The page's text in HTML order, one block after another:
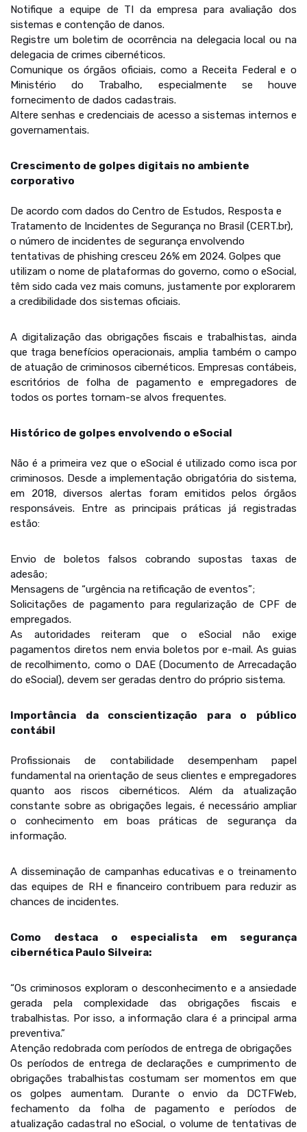
Notifique a equipe de TI da empresa para avaliação dos
sistemas e contenção de danos.
Registre um boletim de ocorrência na delegacia local ou na
delegacia de crimes cibernéticos.
Comunique os órgãos oficiais, como a Receita Federal e o
Ministério do Trabalho, especialmente se houve
fornecimento de dados cadastrais.
Altere senhas e credenciais de acesso a sistemas internos e
governamentais.
Crescimento de golpes digitais no ambiente
corporativo
De acordo com dados do Centro de Estudos, Resposta e
Tratamento de Incidentes de Segurança no Brasil (CERT.br),
o número de incidentes de segurança envolvendo
tentativas de phishing cresceu 26% em 2024. Golpes que
utilizam o nome de plataformas do governo, como o eSocial,
têm sido cada vez mais comuns, justamente por explorarem
a credibilidade dos sistemas oficiais.
A digitalização das obrigações fiscais e trabalhistas, ainda
que traga benefícios operacionais, amplia também o campo
de atuação de criminosos cibernéticos. Empresas contábeis,
escritórios de folha de pagamento e empregadores de
todos os portes tornam-se alvos frequentes.
Histórico de golpes envolvendo o eSocial
Não é a primeira vez que o eSocial é utilizado como isca por
criminosos. Desde a implementação obrigatória do sistema,
em 2018, diversos alertas foram emitidos pelos órgãos
responsáveis. Entre as principais práticas já registradas
estão:
Envio de boletos falsos cobrando supostas taxas de
adesão;
Mensagens de “urgência na retificação de eventos”;
Solicitações de pagamento para regularização de CPF de
empregados.
As autoridades reiteram que o eSocial não exige
pagamentos diretos nem envia boletos por e-mail. As guias
de recolhimento, como o DAE (Documento de Arrecadação
do eSocial), devem ser geradas dentro do próprio sistema.
Importância da conscientização para o público
contábil
Profissionais de contabilidade desempenham papel
fundamental na orientação de seus clientes e empregadores
quanto aos riscos cibernéticos. Além da atualização
constante sobre as obrigações legais, é necessário ampliar
o conhecimento em boas práticas de segurança da
informação.
A disseminação de campanhas educativas e o treinamento
das equipes de RH e financeiro contribuem para reduzir as
chances de incidentes.
Como destaca o especialista em segurança
cibernética Paulo Silveira:
“Os criminosos exploram o desconhecimento e a ansiedade
gerada pela complexidade das obrigações fiscais e
trabalhistas. Por isso, a informação clara é a principal arma
preventiva.”
Atenção redobrada com períodos de entrega de obrigações
Os períodos de entrega de declarações e cumprimento de
obrigações trabalhistas costumam ser momentos em que
os golpes aumentam. Durante o envio da DCTFWeb,
fechamento da folha de pagamento e períodos de
atualização cadastral no eSocial, o volume de tentativas de